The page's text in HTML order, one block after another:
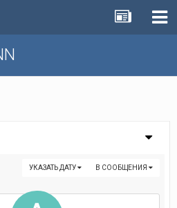
В СООБЩЕНИЯ
УКАЗАТЬ ДАТУ